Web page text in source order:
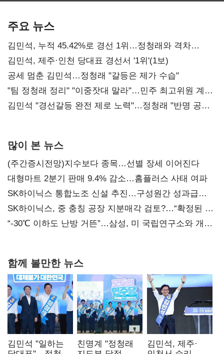
주요 뉴스
김민석, 누적 45.42%로 경선 1위…정청래와 격차
0.86%p(2보)
김민석, 제주·인천 당대표 경선서 '1위'(1보)
공세 멈춘 김민석…정청래 "갈등은 제가 수습"
"팀 정청래 정리" "이중잣대 말라"…민주 최고위원 계파
다툼 격화
김민석 "경선갈등 완전 제로 노력"…정청래 "반명 공세
많이 본 뉴스
(주간증시전망)지수보다 종목…선별 장세 이어진다
대형마트 2분기 판매 9.4% 감소…홈플러스 사태 여파
SK하이닉스 통합노조 신설 추진…구성원간 성과급
불만 확산
SK하이닉스, 중 충칭 공장 지분매각 검토?…“확정된 바
없어”
“-30℃ 이하도 난방 거뜬”…삼성, 미 국립연구소와 개발
함께 볼만한 뉴스
김민석 "일하는
친명계 "정청래
김민석, 제주·